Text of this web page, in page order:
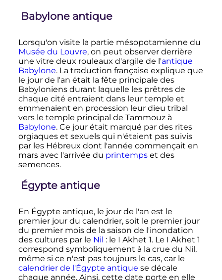
Babylone antique
Lorsqu'on visite la partie mésopotamienne du
Musée du Louvre, on peut observer derrière
une vitre deux rouleaux d'argile de l'antique
Babylone. La traduction française explique que
le jour de l'an était la fête principale des
Babyloniens durant laquelle les prêtres de
chaque cité entraient dans leur temple et
emmenaient en procession leur dieu tribal
vers le temple principal de Tammouz à
Babylone. Ce jour était marqué par des rites
orgiaques et sexuels qui n'étaient pas suivis
par les Hébreux dont l'année commençait en
mars avec l'arrivée du printempset des
semences.
Égypte antique
En Égypte antique, le jour de l'an est le
premier jour du calendrier, soit le premier jour
du premier mois de la saison de l'inondation
des cultures par le Nil : le I Akhet 1. Le I Akhet 1
correspond symboliquement à la crue du Nil,
même si ce n'est pas toujours le cas, car le
calendrier de l'Égypte antique se décale
chaque année. Ainsi, cette date porte en elle